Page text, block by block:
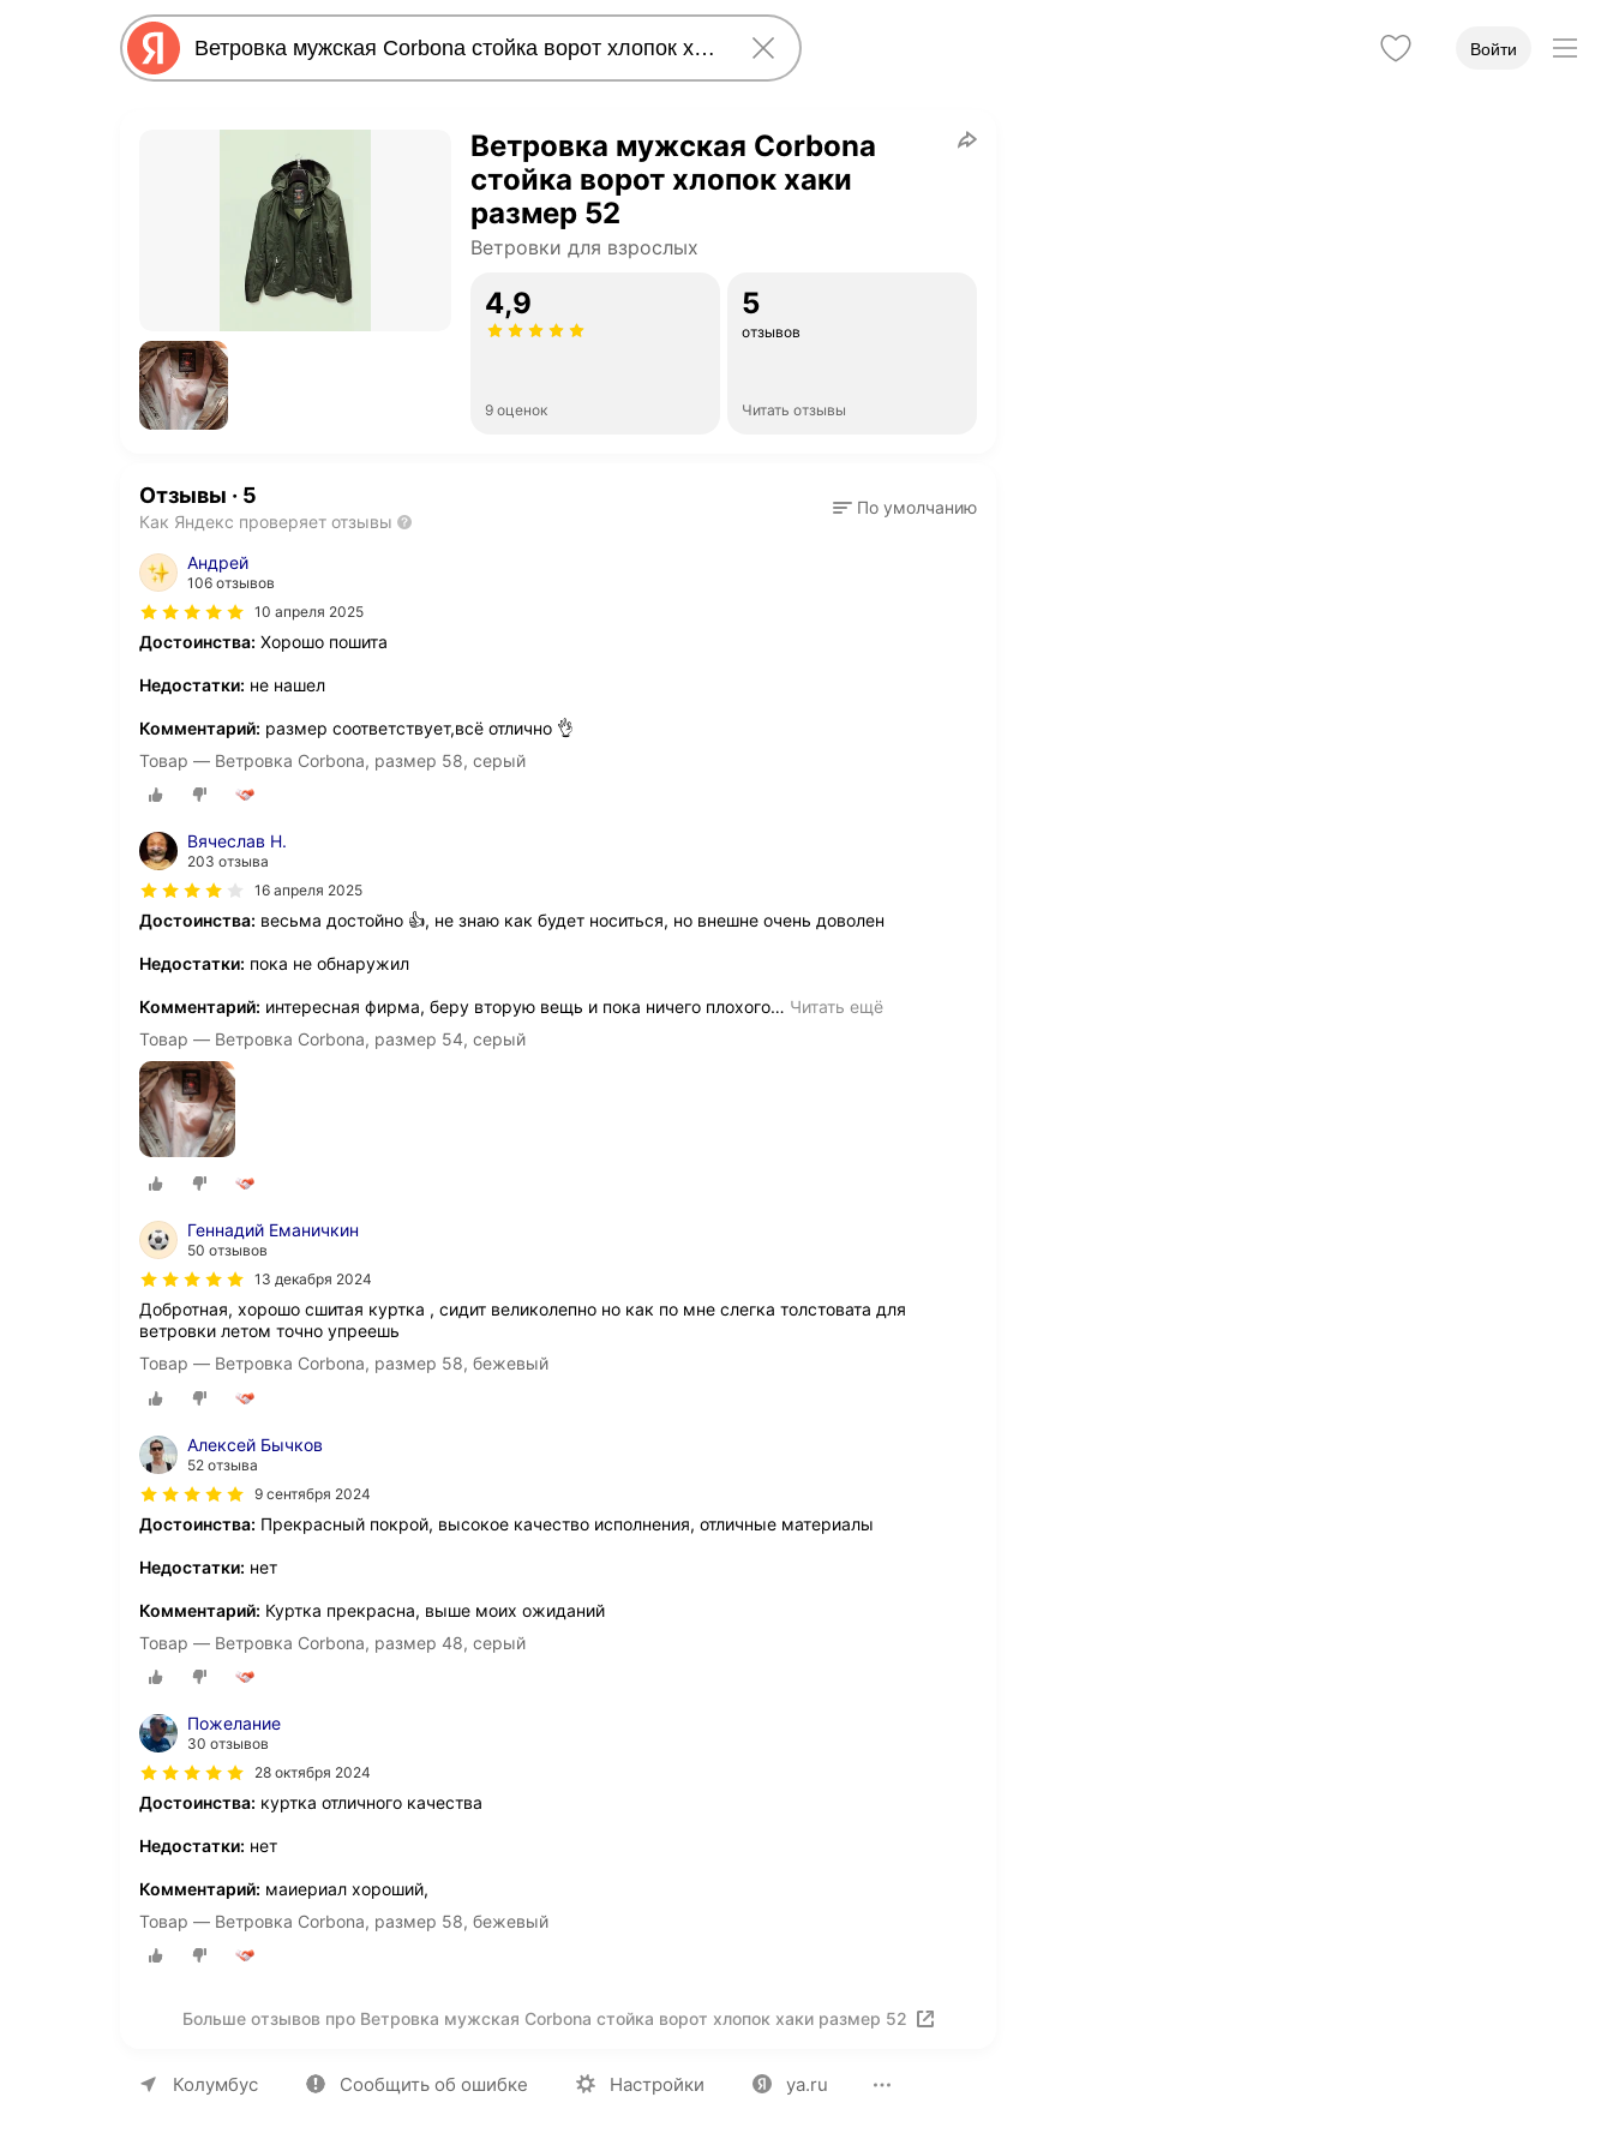
Войти
Ветровка мужская Corbona
стойка ворот хлопок хаки
размер 52
Ветровки для взрослых
4,9
9 оценок
5
отзывов
Читать отзывы
Отзывы · 5
Как Яндекс проверяет отзывы
По умолчанию
Андрей
106 отзывов
10 апреля 2025
Достоинства: Хорошо пошита
Недостатки: не нашел
Комментарий: размер соответствует,всё отлично 👌
Товар — Ветровка Corbona, размер 58, серый
Вячеслав Н.
203 отзыва
16 апреля 2025
Достоинства: весьма достойно 👍, не знаю как будет носиться, но внешне очень доволен
Недостатки: пока не обнаружил
Комментарий: интересная фирма, беру вторую вещь и пока ничего плохого… Читать ещё
Товар — Ветровка Corbona, размер 54, серый
Геннадий Еманичкин
50 отзывов
13 декабря 2024
Добротная, хорошо сшитая куртка , сидит великолепно но как по мне слегка толстовата для
ветровки летом точно упреешь
Товар — Ветровка Corbona, размер 58, бежевый
Алексей Бычков
52 отзыва
9 сентября 2024
Достоинства: Прекрасный покрой, высокое качество исполнения, отличные материалы
Недостатки: нет
Комментарий: Куртка прекрасна, выше моих ожиданий
Товар — Ветровка Corbona, размер 48, серый
Пожелание
30 отзывов
28 октября 2024
Достоинства: куртка отличного качества
Недостатки: нет
Комментарий: маиериал хороший,
Товар — Ветровка Corbona, размер 58, бежевый
Больше отзывов про Ветровка мужская Corbona стойка ворот хлопок хаки размер 52
Колумбус Сообщить об ошибке Настройки ya.ru